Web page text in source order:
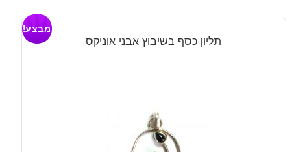
היה:
הוא:
תליון כסף בשיבוץ אבני אוניקס
מבצע!